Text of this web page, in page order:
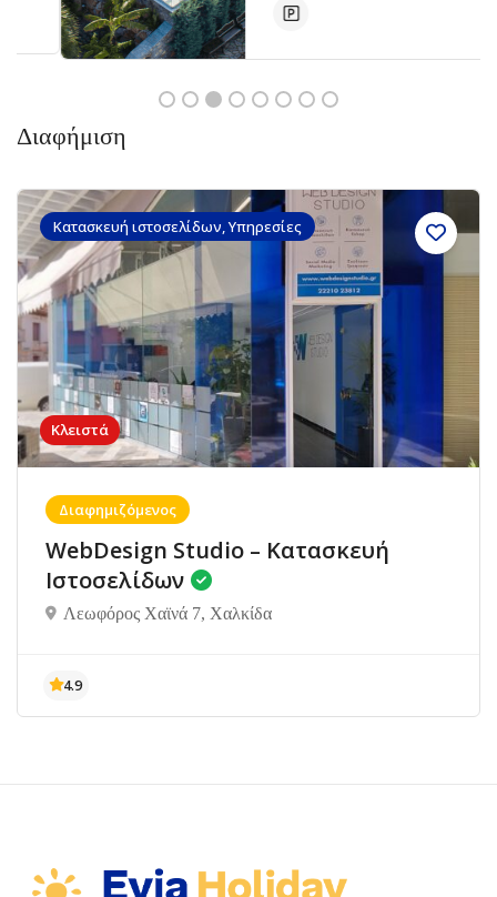
Διαφήμιση
Κλειστά
Κατασκευή ιστοσελίδων, Υπηρεσίες
Διαφημιζόμενος
WebDesign Studio – Κατασκευή
Ιστοσελίδων
Λεωφόρος Χαϊνά 7, Χαλκίδα